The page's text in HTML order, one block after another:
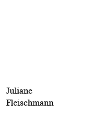
Juliane
Fleischmann